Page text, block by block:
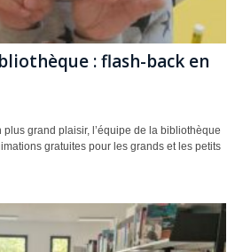
: flash-back en
grand plaisir, l’équipe de la bibliothèque
gratuites pour les grands et les petits